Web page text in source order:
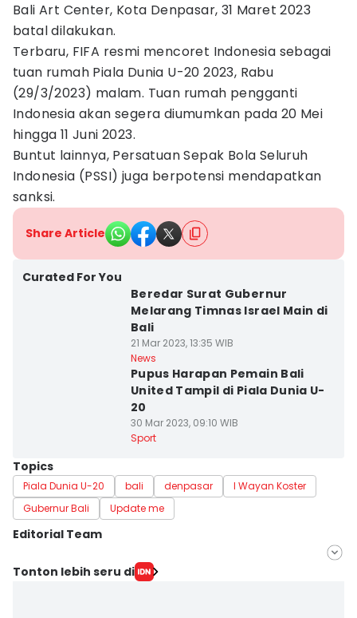
Bali Art Center, Kota Denpasar, 31 Maret 2023
batal dilakukan.
Terbaru, FIFA resmi mencoret Indonesia sebagai
tuan rumah Piala Dunia U-20 2023, Rabu
(29/3/2023) malam. Tuan rumah pengganti
Indonesia akan segera diumumkan pada 20 Mei
hingga 11 Juni 2023.
Buntut lainnya, Persatuan Sepak Bola Seluruh
Indonesia (PSSI) juga berpotensi mendapatkan
sanksi.
Share Article
Curated For You
Beredar Surat Gubernur
Melarang Timnas Israel Main di
Bali
21 Mar 2023, 13:35 WIB
News
Pupus Harapan Pemain Bali
United Tampil di Piala Dunia U-
20
30 Mar 2023, 09:10 WIB
Sport
Topics
Piala Dunia U-20 bali denpasar
I Wayan Koster
Gubernur Bali
Update me
Editorial Team
Editor
Tonton lebih seru di